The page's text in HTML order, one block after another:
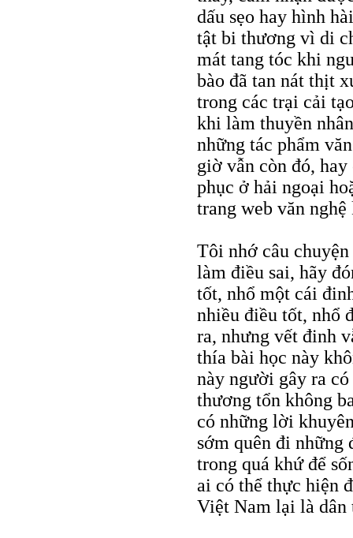
dấu sẹo hay hình
tật bi thương vì di
mát tang tóc khi
bào đã tan nát thịt
trong các trại cải
khi làm thuyền
những tác phẩm
giờ vẫn còn đó,
phục ở hải ngoại
trang web văn
Tôi nhớ câu
làm điều sai, hãy
tốt, nhổ một cái
nhiều điều tốt, nhổ
ra, nhưng vết đinh
thía bài học này
này người gây ra
thương tổn không
có những lời
sớm quên đi những
trong quá khứ để
ai có thể thực hiện
Việt Nam lại là dân